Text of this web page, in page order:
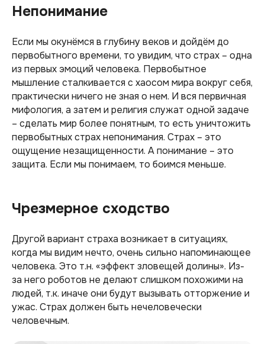
Непонимание
Если мы окунёмся в глубину веков и дойдём до
первобытного времени, то увидим, что страх – одна
из первых эмоций человека. Первобытное
мышление сталкивается с хаосом мира вокруг себя,
практически ничего не зная о нем. И вся первичная
мифология, а затем и религия служат одной задаче
– сделать мир более понятным, то есть уничтожить
первобытных страх непонимания. Страх – это
ощущение незащищенности. А понимание – это
защита. Если мы понимаем, то боимся меньше.
Чрезмерное сходство
Другой вариант страха возникает в ситуациях,
когда мы видим нечто, очень сильно напоминающее
человека. Это т.н. «эффект зловещей долины». Из-
за него роботов не делают слишком похожими на
людей, т.к. иначе они будут вызывать отторжение и
ужас. Страх должен быть нечеловечески
человечным.